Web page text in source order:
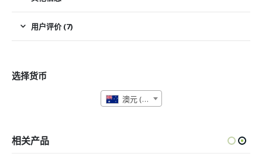
用户评价 (7)
选择货币
澳元 (AUD)
相关产品